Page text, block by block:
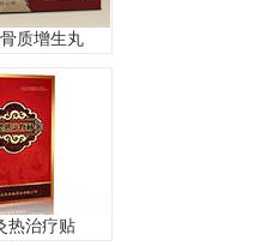
质增生丸
热治疗贴